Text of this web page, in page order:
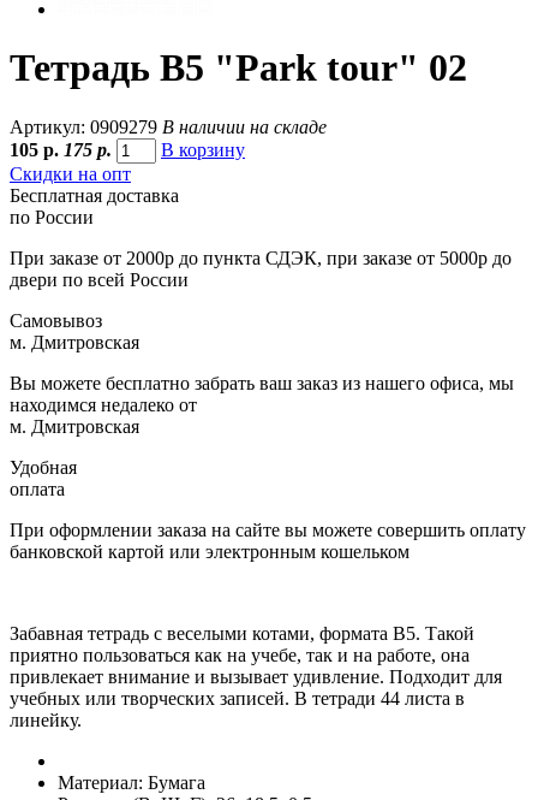
Тетрадь B5 "Park tour" 02
Артикул: 0909279 В наличии на складе
105 р. 175 р.
В корзину
Скидки на опт
Бесплатная доставка
по России
При заказе от 2000р до пункта СДЭК, при заказе от 5000р до
двери по всей России
Самовывоз
м. Дмитровская
Вы можете бесплатно забрать ваш заказ из нашего офиса, мы
находимся недалеко от
м. Дмитровская
Удобная
оплата
При оформлении заказа на сайте вы можете совершить оплату
банковской картой или электронным кошельком
Забавная тетрадь с веселыми котами, формата B5. Такой
приятно пользоваться как на учебе, так и на работе, она
привлекает внимание и вызывает удивление. Подходит для
учебных или творческих записей. В тетради 44 листа в
линейку.
Материал: Бумага